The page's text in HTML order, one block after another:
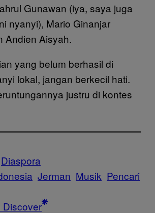
Gunawan (iya, saya juga
nyanyi), Mario Ginanjar
Andien Aisyah.
yang belum berhasil di
lokal, jangan berkecil hati.
justru di kontes
Diaspora
Jerman Musik Pencari
Discover